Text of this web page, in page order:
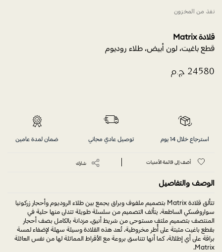
نفذ من المخزون
قلادة Matrix
قطع باغيت، لون أبيض، طلاء روديوم
استرجاع خلال 14 يوم توصيل عادي مجاني ضمان لمدة عامين
أضف إلى قائمة الأمنيات شارك
الوصف والتفاصيل
تتألق قلادة Matrix بتصميم ملفوف وبراق يجمع بين طلاء الروديوم وأحجار زركونيا
سواروفسكي الساطعة. يتألف التصميم من سلسلة طويلة تتدلى منها حلية في
المنتصف بتصميم ملتف مستوحى من شريط أنيق، مزدانة بالكامل بصف أحجار
بقطع باغيت مثبتة على أُطر مخروطية. تُعد هذه القلادة وسيلة سهلة لإضفاء لمسة
براقة على أي إطلالة، كما أنها تتناسق بروعة مع الأقراط المماثلة لها من نفس العائلة
Matrix.